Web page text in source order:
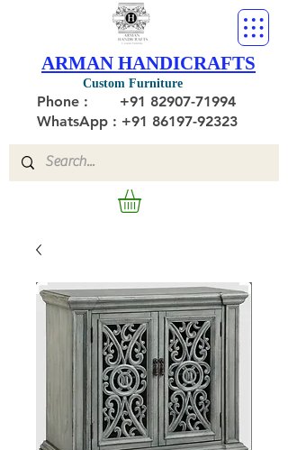
Custom Furniture
ARMAN HANDICRAFTS
Phone : +91 82907-71994
WhatsApp : +91 86197-92323